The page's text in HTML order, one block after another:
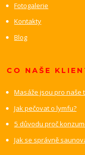
Fotogalerie
Kontakty
Blog
CO NAŠE
Masáže jsou pro naše
Jak pečovat o lymfu?
5 důvodu proč
Jak se správně